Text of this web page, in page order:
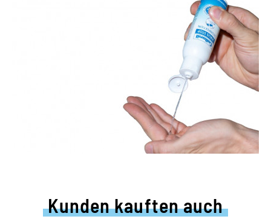
Kunden kauften auch